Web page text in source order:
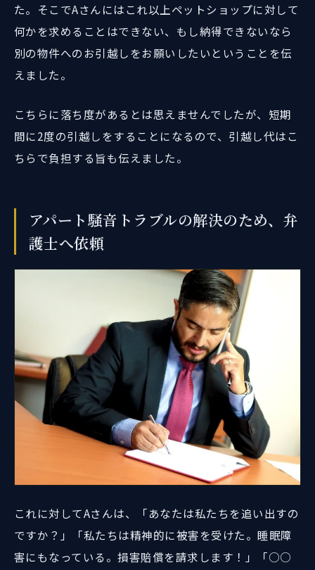
た。そこでAさんにはこれ以上ペットショップに対して
何かを求めることはできない、もし納得できないなら
別の物件へのお引越しをお願いしたいということを伝
えました。
こちらに落ち度があるとは思えませんでしたが、短期
間に2度の引越しをすることになるので、引越し代はこ
ちらで負担する旨も伝えました。
アパート騒音トラブルの解決のため、弁
護士へ依頼
これに対してAさんは、「あなたは私たちを追い出すの
ですか？」「私たちは精神的に被害を受けた。睡眠障
害にもなっている。損害賠償を請求します！」「○○